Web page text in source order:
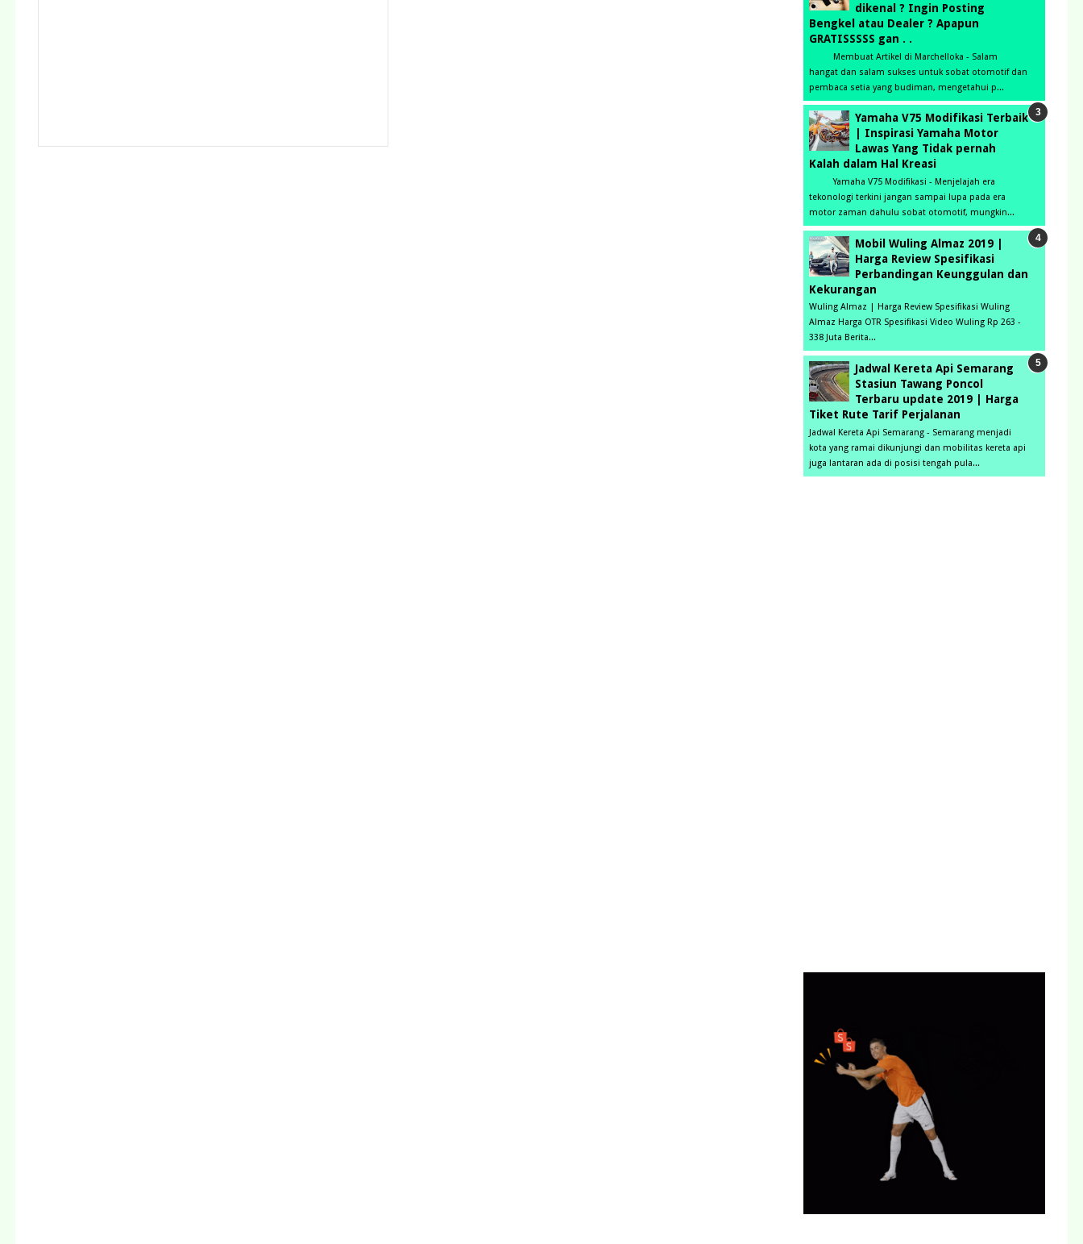
dikenal ? Ingin Posting
Bengkel atau Dealer ? Apapun
GRATISSSSS gan . .
Membuat Artikel di Marchelloka - Salam
hangat dan salam sukses untuk sobat otomotif dan
pembaca setia yang budiman, mengetahui p...
Yamaha V75 Modifikasi Terbaik
| Inspirasi Yamaha Motor
Lawas Yang Tidak pernah
Kalah dalam Hal Kreasi
Yamaha V75 Modifikasi - Menjelajah era
tekonologi terkini jangan sampai lupa pada era
motor zaman dahulu sobat otomotif, mungkin...
Mobil Wuling Almaz 2019 |
Harga Review Spesifikasi
Perbandingan Keunggulan dan
Kekurangan
Wuling Almaz | Harga Review Spesifikasi Wuling
Almaz Harga OTR Spesifikasi Video Wuling Rp 263 -
338 Juta Berita...
Jadwal Kereta Api Semarang
Stasiun Tawang Poncol
Terbaru update 2019 | Harga
Tiket Rute Tarif Perjalanan
Jadwal Kereta Api Semarang - Semarang menjadi
kota yang ramai dikunjungi dan mobilitas kereta api
juga lantaran ada di posisi tengah pula...